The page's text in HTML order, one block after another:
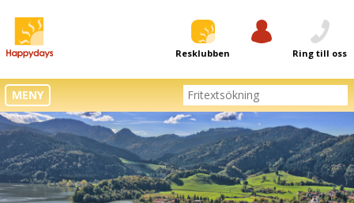
Resklubben Ring till oss
MENY